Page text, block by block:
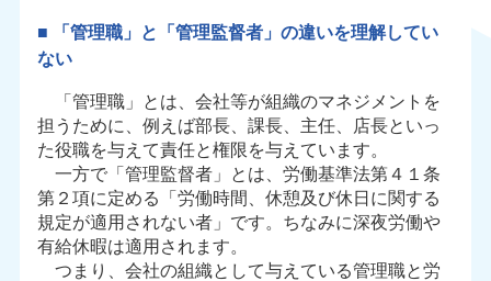
■ 「管理職」と「管理監督者」の違いを理解してい
ない
「管理職」とは、会社等が組織のマネジメントを
担うために、例えば部長、課長、主任、店長といっ
た役職を与えて責任と権限を与えています。
一方で「管理監督者」とは、労働基準法第４１条
第２項に定める「労働時間、休憩及び休日に関する
規定が適用されない者」です。ちなみに深夜労働や
有給休暇は適用されます。
つまり、会社の組織として与えている管理職と労